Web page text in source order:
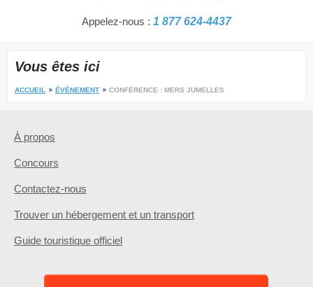
Appelez-nous : 1 877 624-4437
Vous êtes ici
ACCUEIL ÉVÉNEMENT CONFÉRENCE : MERS JUMELLES
À propos
Concours
Contactez-nous
Trouver un hébergement et un transport
Guide touristique officiel